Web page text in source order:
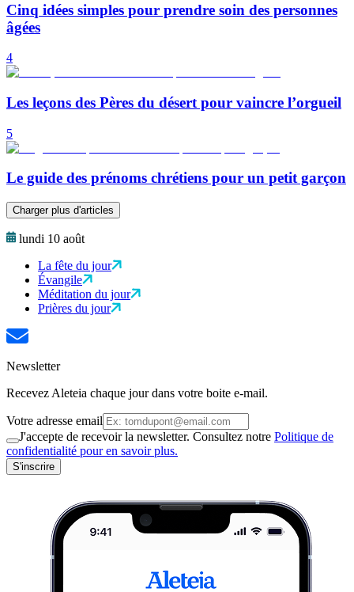
Cinq idées simples pour prendre soin des personnes
âgées
4
Les leçons des Pères du désert pour vaincre l’orgueil
5
Le guide des prénoms chrétiens pour un petit garçon
Charger plus d'articles
lundi 10 août
La fête du jour
Évangile
Méditation du jour
Prières du jour
Newsletter
Recevez Aleteia chaque jour dans votre boite e-mail.
Votre adresse email
J'accepte de recevoir la newsletter. Consultez notre Politique de
confidentialité pour en savoir plus.
S'inscrire